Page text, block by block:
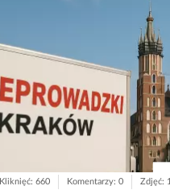
Kliknięć: 660 Komentarzy: 0 Zdjęć: 1